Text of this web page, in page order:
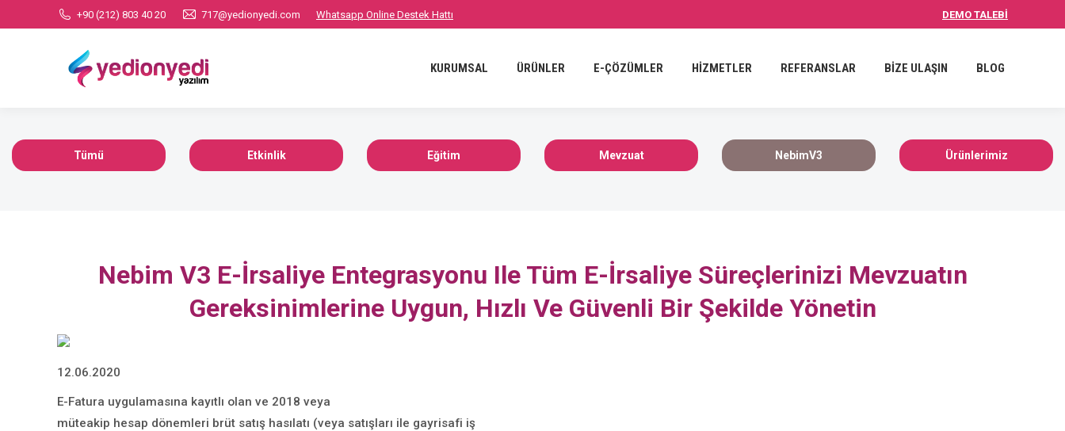
+90 (212) 803 40 20 717@yedionyedi.com Whatsapp Online Destek Hattı DEMO TALEBİ
KURUMSAL ÜRÜNLER E-ÇÖZÜMLER HİZMETLER REFERANSLAR BİZE ULAŞIN BLOG
Tümü Etkinlik Eğitim Mevzuat NebimV3 Ürünlerimiz
Nebim V3 E-İrsaliye Entegrasyonu Ile Tüm E-İrsaliye Süreçlerinizi Mevzuatın
Gereksinimlerine Uygun, Hızlı Ve Güvenli Bir Şekilde Yönetin
12.06.2020
E-Fatura uygulamasına kayıtlı olan ve 2018 veya
müteakip hesap dönemleri brüt satış hasılatı (veya satışları ile gayrisafi iş
KURUMSAL ÜRÜNLER E-ÇÖZÜMLER